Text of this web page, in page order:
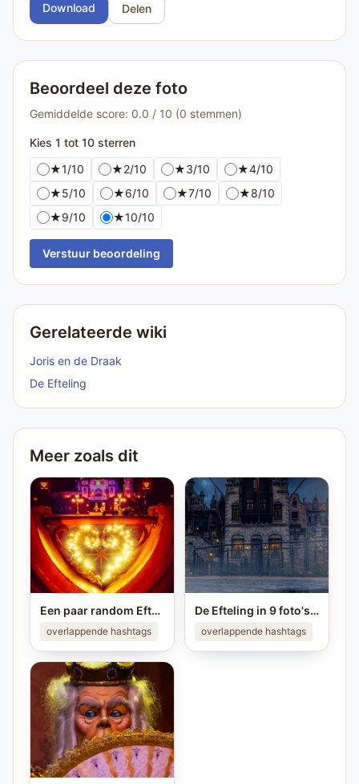
Download Delen
Beoordeel deze foto
Gemiddelde score: 0.0 / 10 (0 stemmen)
Kies 1 tot 10 sterren
★1/10 ★2/10 ★3/10 ★4/10
★5/10 ★6/10 ★7/10 ★8/10
★9/10 ★10/10
Verstuur beoordeling
Gerelateerde wiki
Joris en de Draak
De Efteling
Meer zoals dit
Een paar random Efteling foto's ❤️ Deel je eigen mooiste Efteling foto in je story op #instagram en tag me! #efteling #themeparks #happyplace #brabant #enjoy #pretpark
overlappende hashtags
De Efteling in 9 foto's ❤️ Ken jij alle plekken van de foto's? #efteling #themeparks #brabant #pretpark #photo
overlappende hashtags